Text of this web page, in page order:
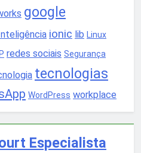
google
Inteligência ionic lib Linux
redes sociais Segurança
tecnologias
WordPress workplace
Especialista